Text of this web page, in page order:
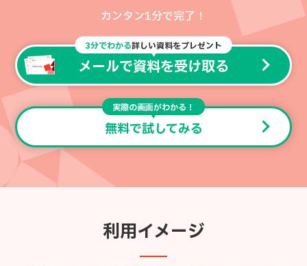
カンタン1分で完了！
3分でわかる詳しい資料をプレゼント
メールで資料を受け取る
実際の画面がわかる！
無料で試してみる
利用イメージ